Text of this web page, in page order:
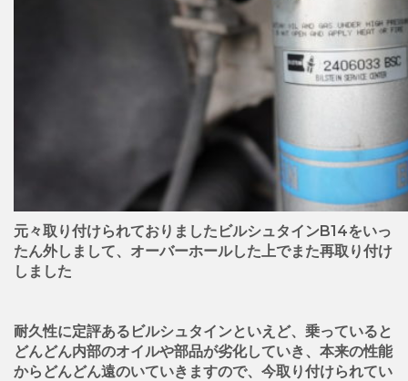
元々取り付けられておりましたビルシュタインB14をいっ
たん外しまして、オーバーホールした上でまた再取り付け
しました
耐久性に定評あるビルシュタインといえど、乗っていると
どんどん内部のオイルや部品が劣化していき、本来の性能
からどんどん遠のいていきますので、今取り付けられてい